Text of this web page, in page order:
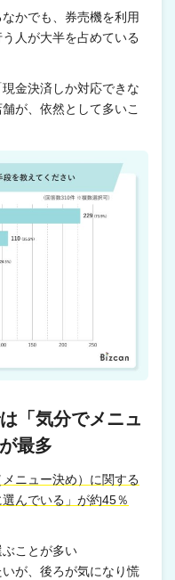
かでも、券売機を利用
人が大半を占めている
金決済しか対応できな
が、依然として多いこ
「気分でメニュ
最多
ニュー決め）に関する
んでいる」が約45％
ことが多い
が、後ろが気になり慌